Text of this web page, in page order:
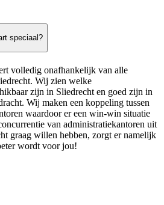
speciaal?
volledig onafhankelijk van alle
Wij zien welke
zijn in Sliedrecht en goed zijn in
Wij maken een koppeling tussen
waardoor er een win-win situatie
van administratiekantoren uit
graag willen hebben, zorgt er namelijk
wordt voor jou!